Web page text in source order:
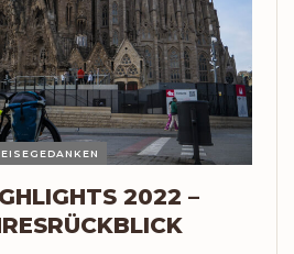
2022 –